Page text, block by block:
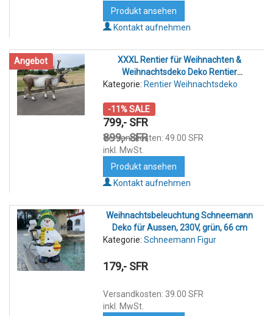
Produkt ansehen
Kontakt aufnehmen
Angebot
XXXL Rentier für Weihnachten &
Weihnachtsdeko Deko Rentier
lebensgross
Kategorie: Rentier Weihnachtsdeko
-11% SALE
799,- SFR
899,- SFR
Versandkosten: 49.00 SFR
inkl. MwSt.
Produkt ansehen
Kontakt aufnehmen
Weihnachtsbeleuchtung Schneemann
Deko für Aussen, 230V, grün, 66 cm
Kategorie: Schneemann Figur
179,- SFR
Versandkosten: 39.00 SFR
inkl. MwSt.